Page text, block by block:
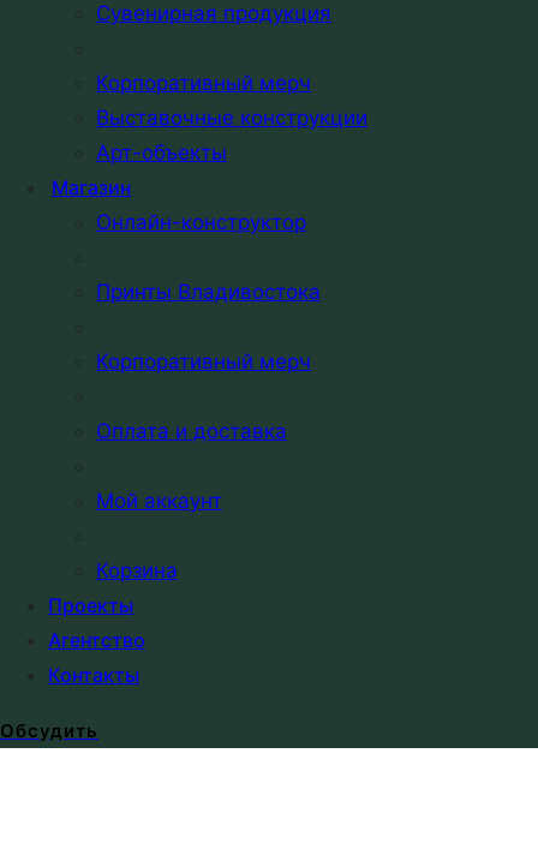
Сувенирная продукция
Корпоративный мерч
Выставочные конструкции
Арт-объекты
Магазин
Онлайн-конструктор
Принты Владивостока
Корпоративный мерч
Оплата и доставка
Мой аккаунт
Корзина
Проекты
Агентство
Контакты
Обсудить